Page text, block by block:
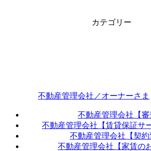
カテゴリー
不動産管理会社／オーナーさま
不動産管理会社【審
不動産管理会社【賃貸保証サ
不動産管理会社【契約
不動産管理会社【家賃の